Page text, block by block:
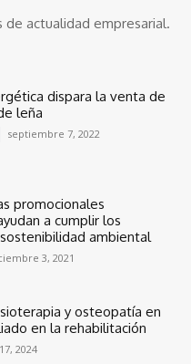
de actualidad empresarial.
dispara la venta de
leña
septiembre 7, 2022
promocionales
a cumplir los
ambiental
3, 2021
y osteopatía en
en la rehabilitación
2024